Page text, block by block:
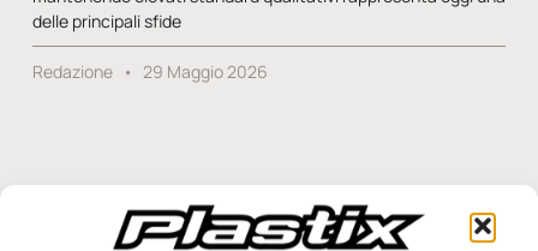
delle principali sfide
Redazione 29 Maggio 2026
SFOGLIA LA RIVISTA